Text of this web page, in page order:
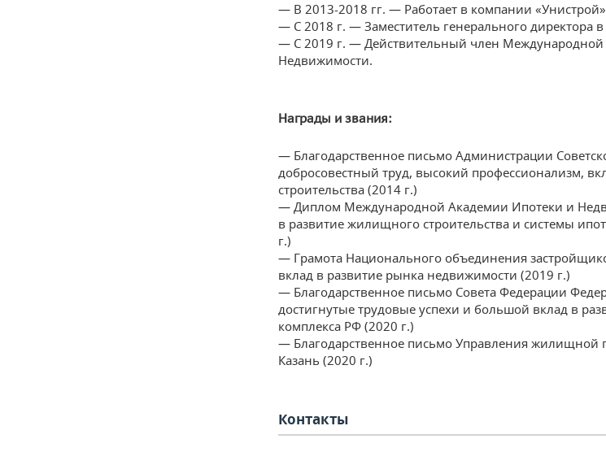
— В 2013-2018 гг. — Работает в компании
— С 2018 г. — Заместитель генерального директора
— С 2019 г. — Действительный член
Недвижимости.
Награды и звания:
— Благодарственное письмо Администрации
добросовестный труд, высокий профессионализм,
строительства (2014 г.)
— Диплом Международной Академии Ипотеки и
в развитие жилищного строительства и системы
г.)
— Грамота Национального объединения
вклад в развитие рынка недвижимости (2019 г.)
— Благодарственное письмо Совета Федерации
достигнутые трудовые успехи и большой вклад в
комплекса РФ (2020 г.)
— Благодарственное письмо Управления жилищной
Казань (2020 г.)
Контакты